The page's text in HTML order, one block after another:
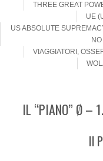
THREE GREAT
UE
US ABSOLUTE
VIAGGIATORI,
IL “PIANO” Ø
Il